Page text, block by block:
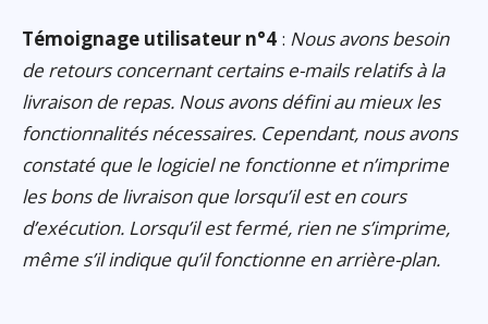
Témoignage utilisateur n°4 : Nous avons besoin
de retours concernant certains e-mails relatifs à la
livraison de repas. Nous avons défini au mieux les
fonctionnalités nécessaires. Cependant, nous avons
constaté que le logiciel ne fonctionne et n’imprime
les bons de livraison que lorsqu’il est en cours
d’exécution. Lorsqu’il est fermé, rien ne s’imprime,
même s’il indique qu’il fonctionne en arrière-plan.